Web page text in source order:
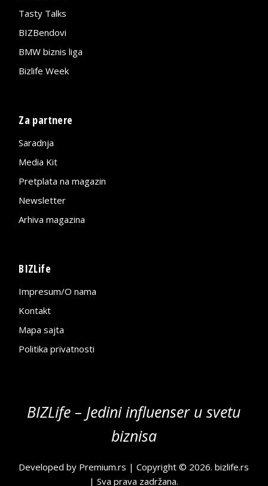
Tasty Talks
BIZBendovi
BMW biznis liga
Bizlife Week
Za partnere
Saradnja
Media Kit
Pretplata na magazin
Newsletter
Arhiva magazina
BIZLife
Impresum/O nama
Kontakt
Mapa sajta
Politika privatnosti
BIZLife – Jedini influenser u svetu
biznisa
Developed by Premium.rs | Copyright © 2026.bizlife.rs
| Sva prava zadržana.